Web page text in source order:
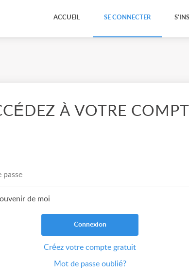
ACCUEIL SE CONNECTER
À VOTRE
de moi
Connexion
Créez votre compte gratuit
Mot de passe oublié?